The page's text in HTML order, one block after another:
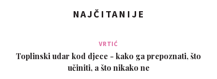
NAJČITANIJE
VRTIĆ
Toplinski udar kod djece - kako ga prepoznati, što
učiniti, a što nikako ne